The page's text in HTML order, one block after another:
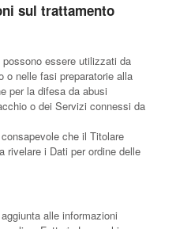
sul trattamento
possono essere utilizzati da
o nelle fasi preparatorie alla
per la difesa da abusi
o dei Servizi connessi da
che il Titolare
rivelare i Dati per ordine delle
alle informazioni